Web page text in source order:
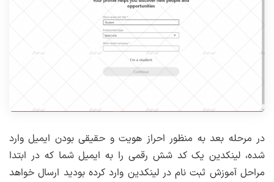
در مرحله بعد به منظور احراز هویت و حقیقی بودن ایمیل وارد
شده، لینکدین یک کد شش رقمی را به ایمیل شما که در ابتدا
مراحل آموزش ثبت نام در لینکدین وارد کرده بودید ارسال خواهد